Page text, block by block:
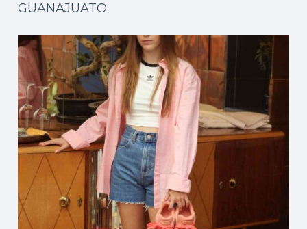
GUANAJUATO